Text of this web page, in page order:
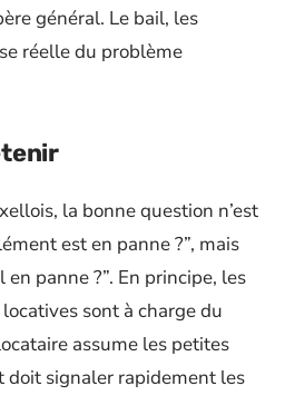
général. Le bail, les
réelle du problème
la bonne question n’est
est en panne ?”, mais
panne ?”. En principe, les
sont à charge du
assume les petites
doit signaler rapidement les